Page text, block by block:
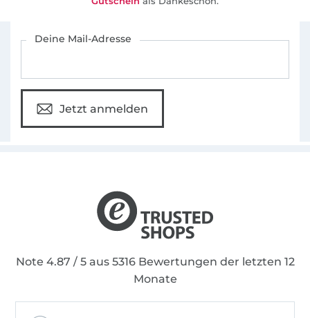
Deine Mail-Adresse
Jetzt anmelden
Note 4.87 / 5 aus 5316 Bewertungen der letzten 12
Monate